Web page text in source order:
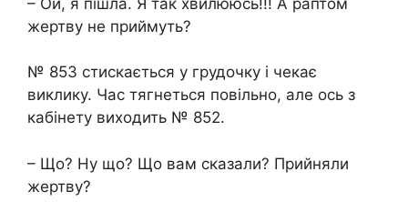
жертву не приймуть?
№ 853 стискається у грудочку і чекає
виклику. Час тягнеться повільно, але ось з
кабінету виходить № 852.
– Що? Ну що? Що вам сказали? Прийняли
жертву?